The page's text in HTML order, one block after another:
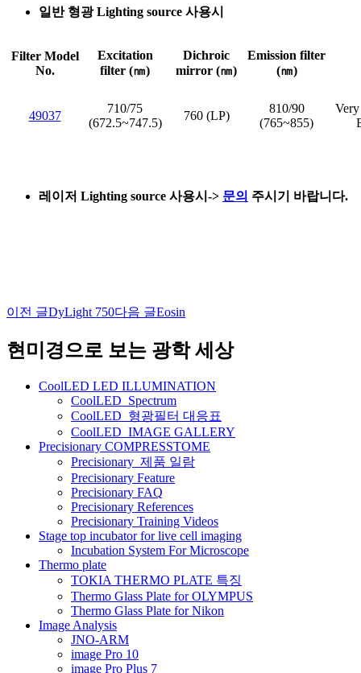
일반 형광 Lighting source 사용시
Filter Model
No.
Excitation
filter (㎚)
Dichroic
mirror (㎚)
Emission filter
(㎚)
49037
710/75
(672.5~747.5)
760 (LP)
810/90
(765~855)
레이저 Lighting source 사용시 -> 문의 주시기 바랍니다.
글
네
이전 글DyLight 750다음 글Eosin
현미경으로 보는 광학 세상
CoolLED LED ILLUMINATION
CoolLED_Spectrum
CoolLED_형광필터 대응표
CoolLED_IMAGE GALLERY
Precisionary COMPRESSTOME
Precisionary_제품 일람
Precisionary Feature
Precisionary FAQ
Precisionary References
Precisionary Training Videos
Stage top incubator for live cell imaging
Incubation System For Microscope
Thermo plate
TOKIA THERMO PLATE 특징
Thermo Glass Plate for OLYMPUS
Thermo Glass Plate for Nikon
Image Analysis
JNO-ARM
image Pro 10
image Pro Plus 7